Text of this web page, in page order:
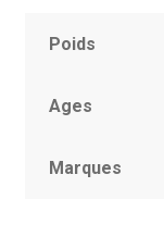
Poids
Ages
Marques